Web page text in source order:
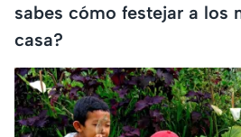
sabes cómo festejar a los
casa?